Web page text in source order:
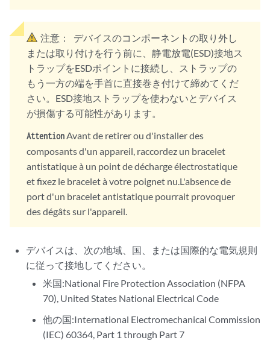
注意：
デバイスのコンポーネントの取り外し
または取り付けを行う前に、静電放電(ESD)接地ス
トラップをESDポイントに接続し、ストラップの
もう一方の端を手首に直接巻き付けて締めてくだ
さい。ESD接地ストラップを使わないとデバイス
が損傷する可能性があります。
AttentionAvant de retirer ou d'installer des
composants d'un appareil, raccordez un bracelet
antistatique à un point de décharge électrostatique
et fixez le bracelet à votre poignet nu.L'absence de
port d'un bracelet antistatique pourrait provoquer
des dégâts sur l'appareil.
デバイスは、次の地域、国、または国際的な電気規則
に従って接地してください。
米国:National Fire Protection Association (NFPA
70), United States National Electrical Code
他の国:International Electromechanical Commission
(IEC) 60364, Part 1 through Part 7